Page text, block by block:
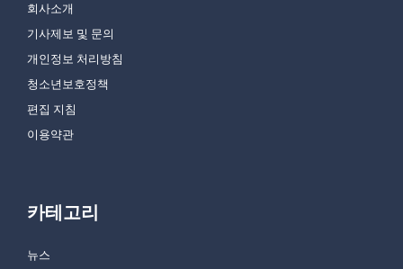
회사소개
기사제보 및 문의
개인정보 처리방침
청소년보호정책
편집 지침
이용약관
카테고리
뉴스